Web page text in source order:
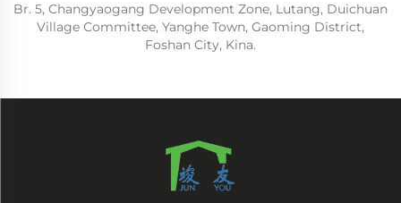
Br. 5, Changyaogang Development Zone, Lutang, Duichuan
Village Committee, Yanghe Town, Gaoming District,
Foshan City, Kina.